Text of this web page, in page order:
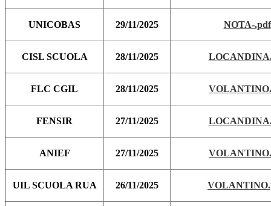
UNICOBAS 29/11/2025 NOTA-.pdf
CISL SCUOLA 28/11/2025
FLC CGIL 28/11/2025
FENSIR 27/11/2025
ANIEF 27/11/2025
UIL SCUOLA RUA 26/11/2025